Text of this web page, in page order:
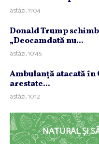
astăzi, 11:04
Donald Trump
„Deocamdată nu...
astăzi, 10:45
Ambulanţă atacată în
arestate...
astăzi, 10:12
NATURAL ȘI